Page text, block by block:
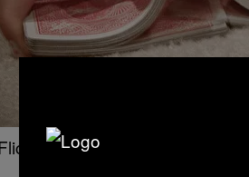
Korisnik: